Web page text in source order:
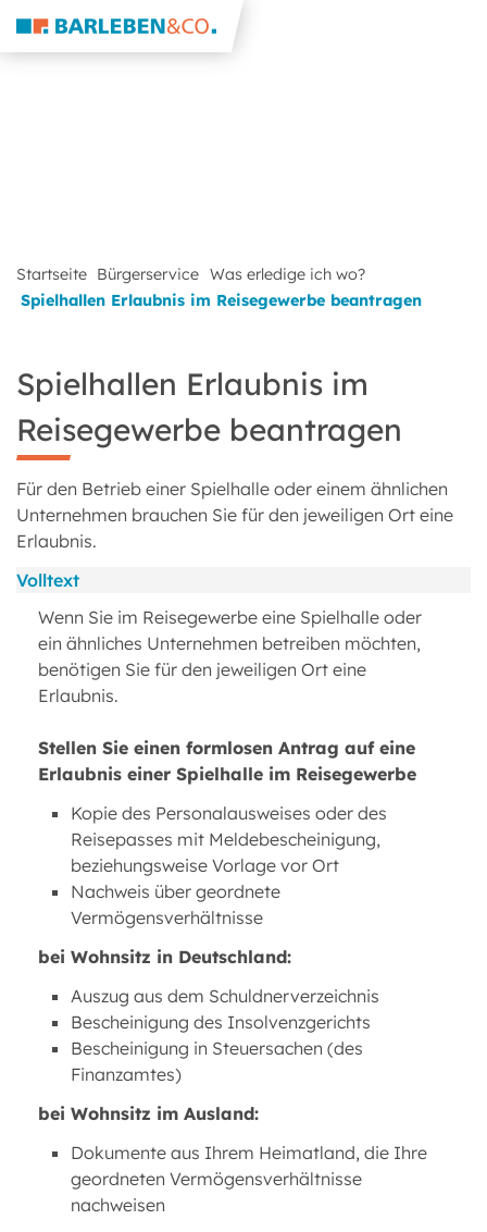
Startseite Bürgerservice Was erledige ich wo?
Spielhallen Erlaubnis im Reisegewerbe beantragen
Spielhallen Erlaubnis im
Reisegewerbe beantragen
Für den Betrieb einer Spielhalle oder einem ähnlichen
Unternehmen brauchen Sie für den jeweiligen Ort eine
Erlaubnis.
Volltext
Wenn Sie im Reisegewerbe eine Spielhalle oder
ein ähnliches Unternehmen betreiben möchten,
benötigen Sie für den jeweiligen Ort eine
Erlaubnis.
Stellen Sie einen formlosen Antrag auf eine
Erlaubnis einer Spielhalle im Reisegewerbe
Kopie des Personalausweises oder des
Reisepasses mit Meldebescheinigung,
beziehungsweise Vorlage vor Ort
Nachweis über geordnete
Vermögensverhältnisse
bei Wohnsitz in Deutschland:
Auszug aus dem Schuldnerverzeichnis
Bescheinigung des Insolvenzgerichts
Bescheinigung in Steuersachen (des
Finanzamtes)
bei Wohnsitz im Ausland:
Dokumente aus Ihrem Heimatland, die Ihre
geordneten Vermögensverhältnisse
nachweisen